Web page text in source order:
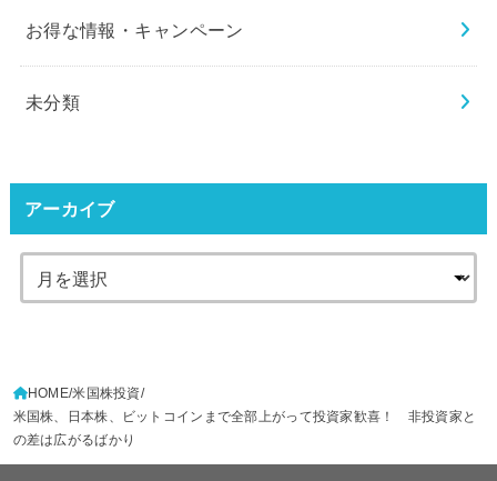
お得な情報・キャンペーン
未分類
アーカイブ
HOME 米国株投資
米国株、日本株、ビットコインまで全部上がって投資家歓喜！ 非投資家と
の差は広がるばかり